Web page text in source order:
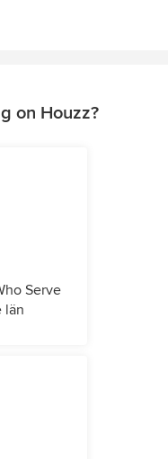
on Houzz?
Serve
län